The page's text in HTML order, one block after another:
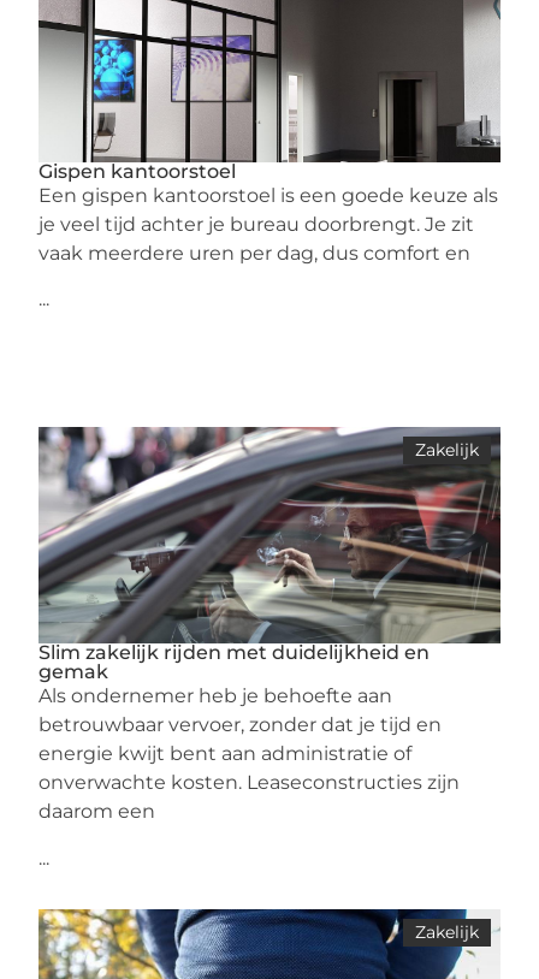
Gispen kantoorstoel
Een gispen kantoorstoel is een goede keuze als
je veel tijd achter je bureau doorbrengt. Je zit
vaak meerdere uren per dag, dus comfort en
...
Zakelijk
Slim zakelijk rijden met duidelijkheid en
gemak
Als ondernemer heb je behoefte aan
betrouwbaar vervoer, zonder dat je tijd en
energie kwijt bent aan administratie of
onverwachte kosten. Leaseconstructies zijn
daarom een
...
Zakelijk